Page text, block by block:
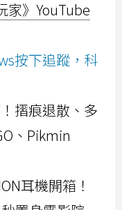
家》YouTube
按下追蹤，科
摺痕退散、多
、Pikmin
耳機開箱！